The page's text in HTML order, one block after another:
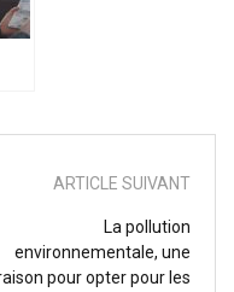
ARTICLE SUIVANT
La pollution
environnementale, une
pour opter pour les